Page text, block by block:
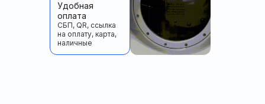
Удобная
оплата
СБП, QR, ссылка
на оплату, карта,
наличные